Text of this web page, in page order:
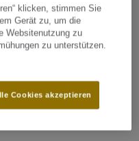
PVC-Böden
0203
sorgen für eine
Grundlage für
den Varianten Uni und
klicken, stimmen Sie
Gerät zu, um die
Websitenutzung zu
zu unterstützen.
Cookies akzeptieren